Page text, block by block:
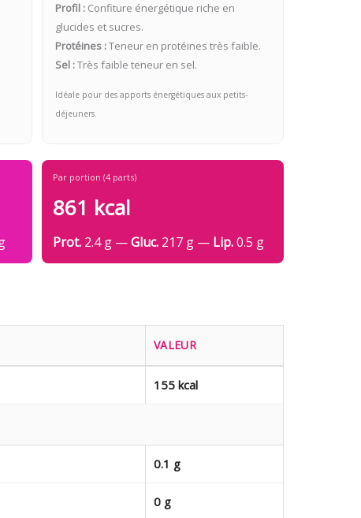
Profil : Confiture énergétique riche en
glucides et sucres.
Protéines :Teneur en protéines très faible.
Sel :Très faible teneur en sel.
Idéale pour des apports énergétiques aux petits-
déjeuners.
Par portion (4 parts)
861 kcal
Prot. 2.4 g —Gluc. 217 g — Lip.0.5 g
VALEUR
155 kcal
0.1 g
0 g